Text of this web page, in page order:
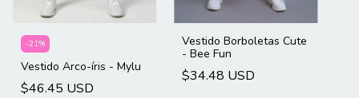
-21%
Vestido Arco-íris - Mylu
$46.45 USD
Vestido Borboletas Cute
- Bee Fun
$34.48 USD